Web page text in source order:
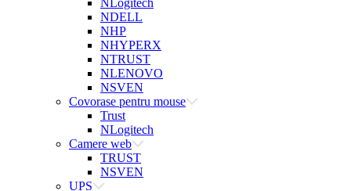
NLogitech
NDELL
NHP
NHYPERX
NTRUST
NLENOVO
NSVEN
Covorase pentru mouse
Trust
NLogitech
Camere web
TRUST
NSVEN
UPS